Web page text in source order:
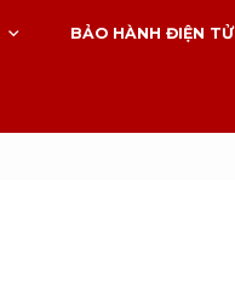
BẢO HÀNH ĐIỆN TỬ